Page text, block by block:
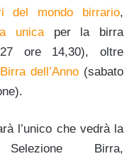
del mondo birrario,
unicaper la birra
ore 14,30), oltre
dell’Anno (sabato
l’unico che vedrà la
Birra,